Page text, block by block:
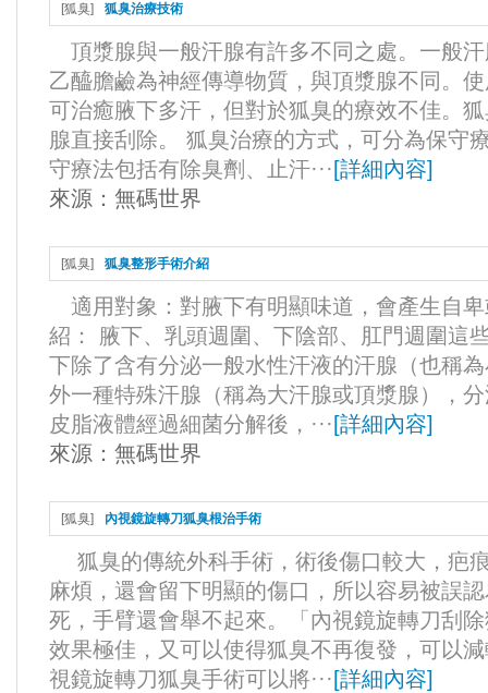
[狐臭] 狐臭治療技術
頂漿腺與一般汗腺有許多不同之處。一般
乙醯膽鹼為神經傳導物質，與頂漿腺不同。
可治癒腋下多汗，但對於狐臭的療效不佳。
腺直接刮除。 狐臭治療的方式，可分為保守
守療法包括有除臭劑、止汗··· [詳細內容]
來源： 無碼世界
[狐臭] 狐臭整形手術介紹
適用對象：對腋下有明顯味道，會產生自
紹： 腋下、乳頭週圍、下陰部、肛門週圍這
下除了含有分泌一般水性汗液的汗腺（也稱
外一種特殊汗腺（稱為大汗腺或頂漿腺），
皮脂液體經過細菌分解後，··· [詳細內容]
來源： 無碼世界
[狐臭] 內視鏡旋轉刀狐臭根治手術
狐臭的傳統外科手術，術後傷口較大，疤
麻煩，還會留下明顯的傷口，所以容易被誤
死，手臂還會舉不起來。「內視鏡旋轉刀刮
效果極佳，又可以使得狐臭不再復發，可以
視鏡旋轉刀狐臭手術可以將··· [詳細內容]